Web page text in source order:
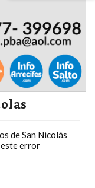
de San Nicolás
error